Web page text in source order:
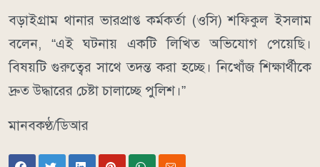
বড়াইগ্রাম থানার ভারপ্রাপ্ত কর্মকর্তা (ওসি) শফিকুল ইসলাম
বলেন, “এই ঘটনায় একটি লিখিত অভিযোগ পেয়েছি।
বিষয়টি গুরুত্বের সাথে তদন্ত করা হচ্ছে। নিখোঁজ শিক্ষার্থীকে
দ্রুত উদ্ধারের চেষ্টা চালাচ্ছে পুলিশ।”
মানবকণ্ঠ/ডিআর